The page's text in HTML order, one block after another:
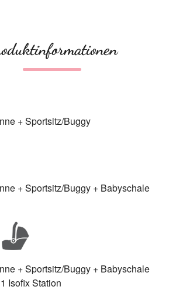
+ Sportsitz/Buggy
+ Sportsitz/Buggy + Babyschale
+ Sportsitz/Buggy + Babyschale
Isofix Station